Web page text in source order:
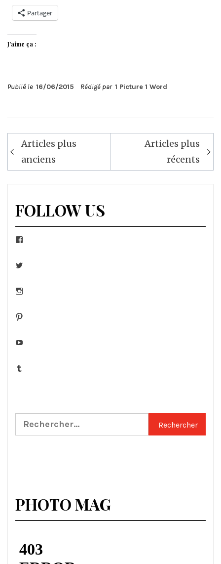
Partager
J’aime ça :
Publié le 16/06/2015 Rédigé par 1 Picture 1 Word
Navigation
des
articles
Articles plus
anciens
Articles plus
récents
FOLLOW US
Facebook
Twitter
Instagram
Pinterest
YouTube
Tumblr
Rechercher :
PHOTO MAG